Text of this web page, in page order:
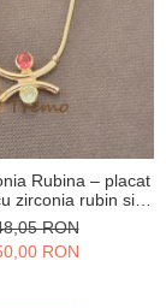
Rubina – placat
zirconia rubin si
Brazilia, stanta
RON
RON